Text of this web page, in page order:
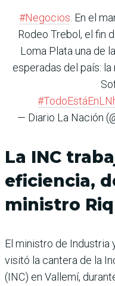
#Negocios . En el
Rodeo Trebol, el fin
Loma Plata una de
esperadas del país:
#TodoEstáEnLN
— Diario La Nación
La INC
eficiencia,
ministro
El ministro de Industria
visitó la cantera de la
(INC) en Vallemí,